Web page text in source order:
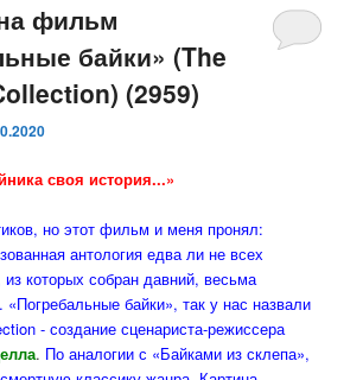
фильм
байки» (The
(2959)
своя история...»
но этот фильм и меня пронял:
антология едва ли не всех
которых собран давний, весьма
байки», так у нас назвали
- создание сценариста-режиссера
. По аналогии с «Байками из склепа»,